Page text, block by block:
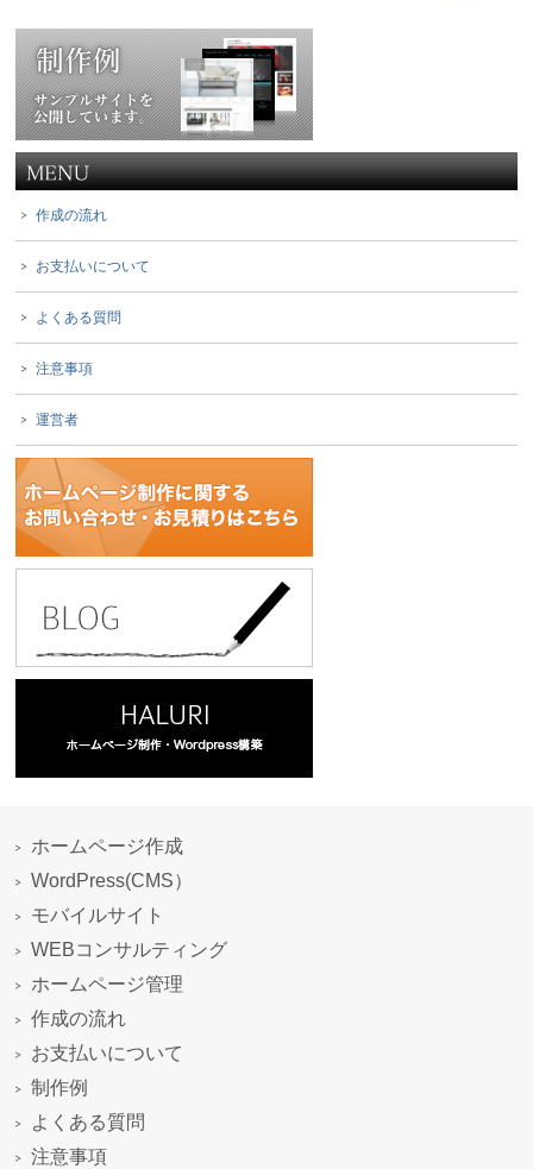
作成の流れ
お支払いについて
よくある質問
注意事項
運営者
ホームページ作成
WordPress(CMS）
モバイルサイト
WEBコンサルティング
ホームページ管理
作成の流れ
お支払いについて
制作例
よくある質問
注意事項